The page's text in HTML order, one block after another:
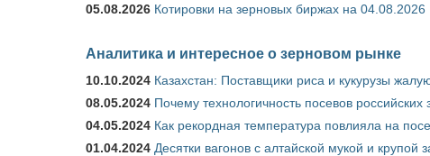
05.08.2026 Котировки на зерновых биржах на 04.08.2026
Аналитика и интересное о зерновом рынке
10.10.2024 Казахстан: Поставщики риса и кукурузы
08.05.2024 Почему технологичность посевов российских
04.05.2024 Как рекордная температура повлияла на
01.04.2024 Десятки вагонов с алтайской мукой и крупой